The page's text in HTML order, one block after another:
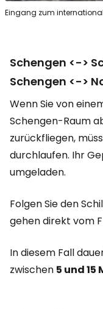
Eingang zum
Schengen <->
Schengen <->
Wenn Sie von
Schengen-Raum
zurückfliegen,
durchlaufen. Ihr
umgeladen.
Folgen Sie den
gehen direkt vom
In diesem Fall
zwischen 5 und 15